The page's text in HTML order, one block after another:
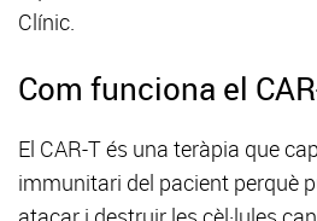
Clínic.
Com funciona el
El CAR-T és una teràpia que
immunitari del pacient perquè